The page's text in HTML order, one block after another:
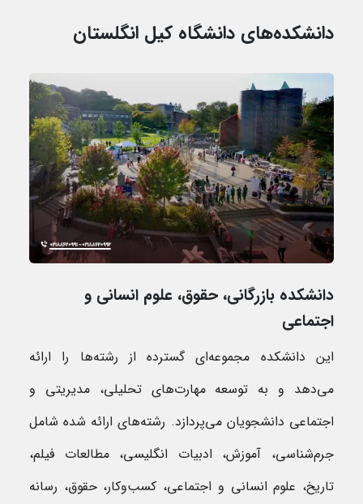
دانشکده‌های دانشگاه کیل انگلستان
دانشکده بازرگانی، حقوق، علوم انسانی و
اجتماعی
این دانشکده مجموعه‌ای گسترده از رشته‌ها را ارائه
می‌دهد و به توسعه مهارت‌های تحلیلی، مدیریتی و
اجتماعی دانشجویان می‌پردازد. رشته‌های ارائه شده شامل
جرم‌شناسی، آموزش، ادبیات انگلیسی، مطالعات فیلم،
تاریخ، علوم انسانی و اجتماعی، کسب‌وکار، حقوق، رسانه